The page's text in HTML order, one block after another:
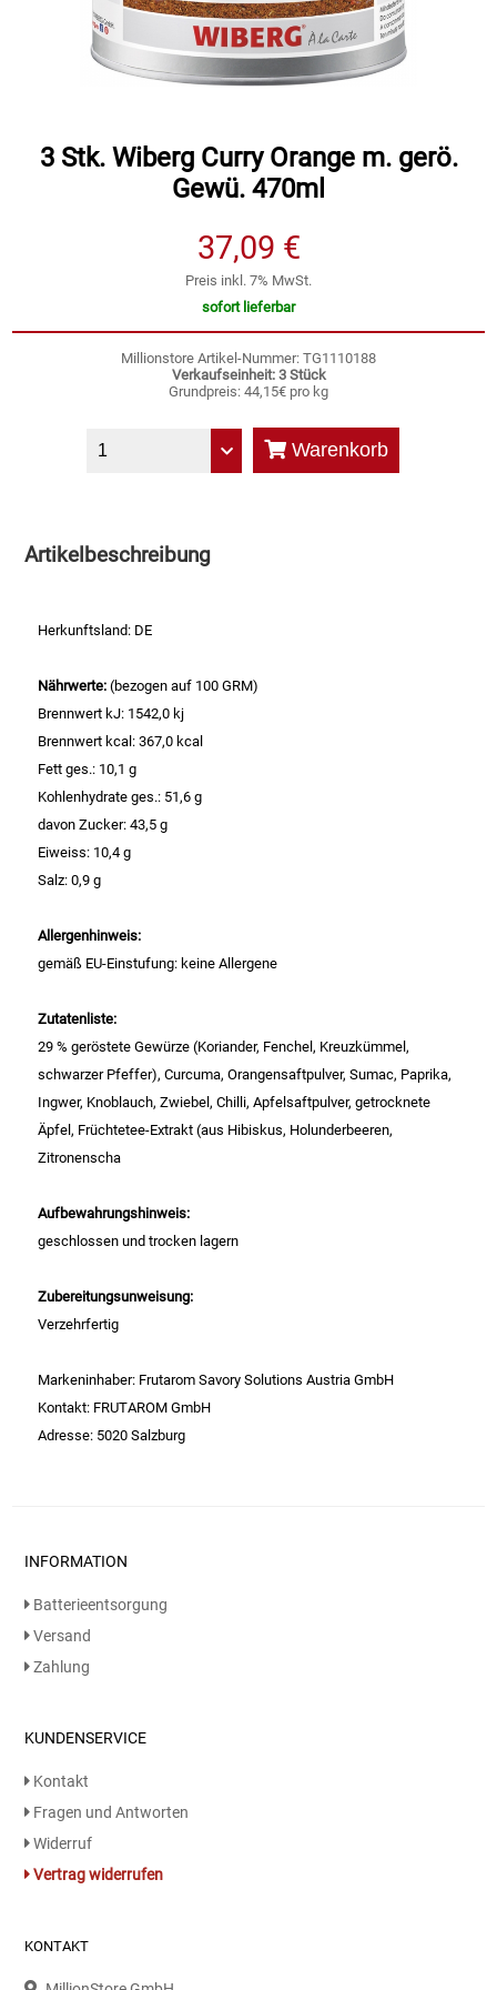
Speichermedien und Rohlinge
Zubehör
Bunte Palette
Cateringzubehör
Einwegartikel / Trinkhalme
Essig
Fruchtsaft
Frühstück / Cerealien
Frühstück / süße Aufstriche
Garnierung
Garten
Geschirrreiniger
Gewürze
Haarkosmetik
Haushaltshelfer
Isotonische / Energy / Eiskaffee
Kakao
Karaffen / Krüge
Kartoffelprod./Beilagen/Fruchtsalat gek.
Kartoffelprodukte
Kerzen / Anzündhilfen
3 Stk. Wiberg Curry Orange m. gerö.
Gewü. 470ml
37,09 €
Preis inkl. 7% MwSt.
sofort lieferbar
Millionstore Artikel-Nummer: TG1110188
Verkaufseinheit: 3 Stück
Grundpreis: 44,15€ pro kg
Warenkorb
Artikelbeschreibung
Herkunftsland: DE
Nährwerte:(bezogen auf 100 GRM)
Brennwert kJ: 1542,0 kj
Brennwert kcal: 367,0 kcal
Fett ges.: 10,1 g
Kohlenhydrate ges.: 51,6 g
davon Zucker: 43,5 g
Eiweiss: 10,4 g
Salz: 0,9 g
Allergenhinweis:
gemäß EU-Einstufung: keine Allergene
Zutatenliste:
29 % geröstete Gewürze (Koriander, Fenchel, Kreuzkümmel,
schwarzer Pfeffer), Curcuma, Orangensaftpulver, Sumac, Paprika,
Ingwer, Knoblauch, Zwiebel, Chilli, Apfelsaftpulver, getrocknete
Äpfel, Früchtetee-Extrakt (aus Hibiskus, Holunderbeeren,
Zitronenscha
Aufbewahrungshinweis:
geschlossen und trocken lagern
Zubereitungsunweisung:
Verzehrfertig
Markeninhaber: Frutarom Savory Solutions Austria GmbH
Kontakt: FRUTAROM GmbH
Adresse: 5020 Salzburg
INFORMATION
Batterieentsorgung
Versand
Zahlung
KUNDENSERVICE
Kontakt
Fragen und Antworten
Widerruf
Vertrag widerrufen
KONTAKT